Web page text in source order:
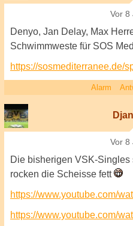
Vor 8
Denyo, Jan Delay, Max
Schwimmweste für SOS
https://sosmediterranee.de/
Alarm
Vor 8
Die bisherigen VSK-
rocken die Scheisse fett
https://www.youtube.com/
https://www.youtube.com/